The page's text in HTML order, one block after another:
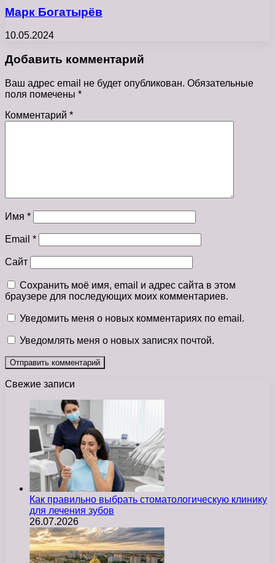
Марк Богатырёв
10.05.2024
Добавить комментарий
Ваш адрес email не будет опубликован. Обязательные
поля помечены *
Комментарий *
Имя *
Email *
Сайт
Сохранить моё имя, email и адрес сайта в этом
браузере для последующих моих комментариев.
Уведомить меня о новых комментариях по email.
Уведомлять меня о новых записях почтой.
Свежие записи
Как правильно выбрать стоматологическую клинику
для лечения зубов
26.07.2026